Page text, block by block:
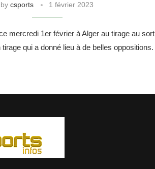
bycsports 1 février 2023
mercredi 1er février à Alger au tirage au sort
qui a donné lieu à de belles oppositions.